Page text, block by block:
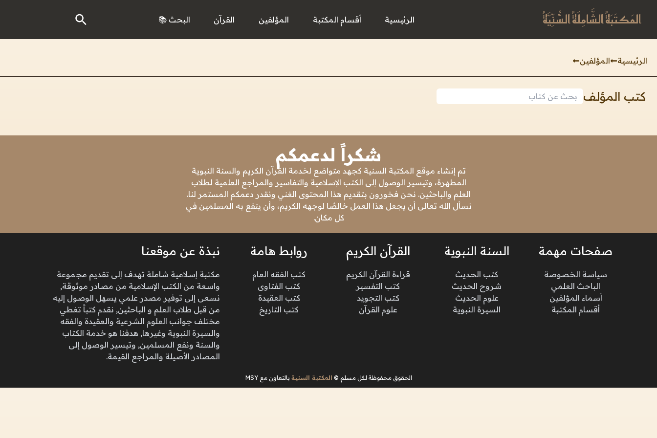
المَكتَبَةُ الشَّامِلَةُ السُّنِّيَّةُ الرئيسية أقسام المكتبة المؤلفين القرآن البحث 📚
الرئيسية المؤلفين
كتب المؤلف
شكراً لدعمكم
تم إنشاء موقع المكتبة السنية كجهد متواضع لخدمة القرآن الكريم والسنة النبوية
المطهرة، وتيسير الوصول إلى الكتب الإسلامية والتفاسير والمراجع العلمية لطلاب
العلم والباحثين. نحن فخورون بتقديم هذا المحتوى الغني ونقدر دعمكم المستمر لنا.
نسأل الله تعالى أن يجعل هذا العمل خالصًا لوجهه الكريم، وأن ينفع به المسلمين في
كل مكان.
صفحات مهمة
سياسة الخصوصة
الباحث العلمي
أسماء المؤلفين
أقسام المكتبة
السنة النبوية
كتب الحديث
شروح الحديث
علوم الحديث
السيرة النبوية
القرآن الكريم
قراءة القرآن الكريم
كتب التفسير
كتب التجويد
علوم القرآن
روابط هامة
كتب الفقه العام
كتب الفتاوى
كتب العقيدة
كتب التاريخ
نبذة عن موقعنا
مكتبة إسلامية شاملة تهدف إلى تقديم مجموعة
واسعة من الكتب الإسلامية من مصادر موثوقة,
نسعى إلى توفير مصدر علمي يسهل الوصول إليه
من قبل طلاب العلم و الباحثين, نقدم كتباً تغطي
مختلف جوانب العلوم الشرعية والعقيدة والفقه
والسيرة النبوية وغيرها, هدفنا هو خدمة الكتاب
والسنة ونفع المسلمين, وتيسير الوصول إلى
المصادر الأصيلة والمراجع القيمة.
الحقوق محفوظة لكل مسلم © المكتبة السنية بالتعاون مع MSY